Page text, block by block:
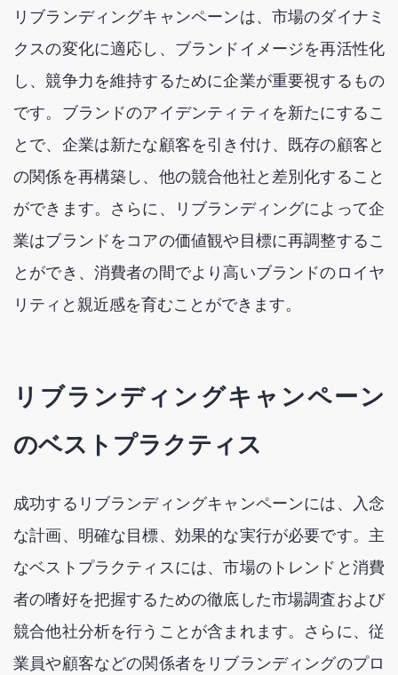
リブランディングキャンペーンは、市場のダイナミ
クスの変化に適応し、ブランドイメージを再活性化
し、競争力を維持するために企業が重要視するもの
です。ブランドのアイデンティティを新たにするこ
とで、企業は新たな顧客を引き付け、既存の顧客と
の関係を再構築し、他の競合他社と差別化すること
ができます。さらに、リブランディングによって企
業はブランドをコアの価値観や目標に再調整するこ
とができ、消費者の間でより高いブランドのロイヤ
リティと親近感を育むことができます。
リブランディングキャンペーン
のベストプラクティス
成功するリブランディングキャンペーンには、入念
な計画、明確な目標、効果的な実行が必要です。主
なベストプラクティスには、市場のトレンドと消費
者の嗜好を把握するための徹底した市場調査および
競合他社分析を行うことが含まれます。さらに、従
業員や顧客などの関係者をリブランディングのプロ